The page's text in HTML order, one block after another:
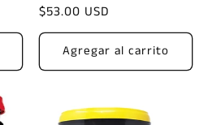
Precio
habitual
$53.00 USD
Agregar al carrito